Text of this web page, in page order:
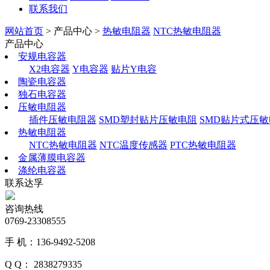
联系我们
网站首页 > 产品中心 > 热敏电阻器 NTC热敏电阻器
产品中心
安规电容器
X2电容器 Y电容器 贴片Y电容
陶瓷电容器
独石电容器
压敏电阻器
插件压敏电阻器 SMD塑封贴片压敏电阻 SMD贴片式压
热敏电阻器
NTC热敏电阻器 NTC温度传感器 PTC热敏电阻器
金属薄膜电容器
涤纶电容器
联系达孚
咨询热线
0769-23308555
手 机：136-9492-5208
Q Q： 2838279335